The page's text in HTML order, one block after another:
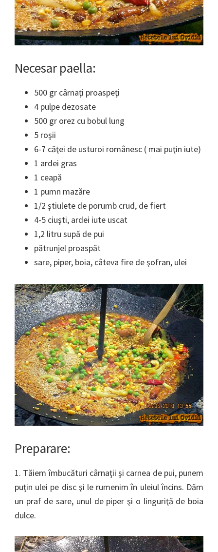
Necesar paella:
500 gr cârnaţi proaspeţi
4 pulpe dezosate
500 gr orez cu bobul lung
5 roşii
6-7 căţei de usturoi românesc ( mai puţin iute)
1 ardei gras
1 ceapă
1 pumn mazăre
1/2 ştiulete de porumb crud, de fiert
4-5 ciuşti, ardei iute uscat
1,2 litru supă de pui
pătrunjel proaspăt
sare, piper, boia, câteva fire de şofran, ulei
Preparare:
1. Tăiem îmbucături cârnaţii şi carnea de pui, punem
puţin ulei pe disc şi le rumenim în uleiul încins. Dăm
un praf de sare, unul de piper şi o linguriţă de boia
dulce.